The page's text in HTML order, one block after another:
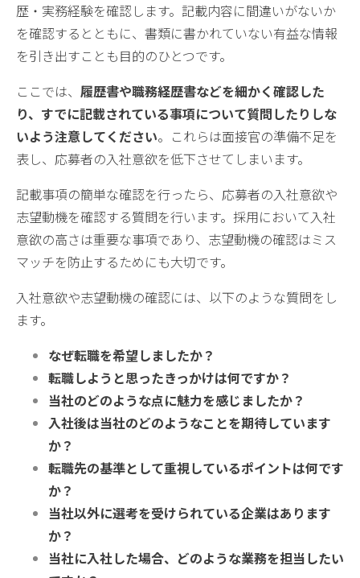
歴・実務経験を確認します。記載内容に間違いがないか
を確認するとともに、書類に書かれていない有益な情報
を引き出すことも目的のひとつです。
ここでは、 履歴書や職務経歴書などを細かく確認した
り、すでに記載されている事項について質問したりしな
いよう注意してください。これらは面接官の準備不足を
表し、応募者の入社意欲を低下させてしまいます。
記載事項の簡単な確認を行ったら、応募者の入社意欲や
志望動機を確認する質問を行います。採用において入社
意欲の高さは重要な事項であり、志望動機の確認はミス
マッチを防止するためにも大切です。
入社意欲や志望動機の確認には、以下のような質問をし
ます。
なぜ転職を希望しましたか？
転職しようと思ったきっかけは何ですか？
当社のどのような点に魅力を感じましたか？
入社後は当社のどのようなことを期待しています
か？
転職先の基準として重視しているポイントは何です
か？
当社以外に選考を受けられている企業はあります
か？
当社に入社した場合、どのような業務を担当したい